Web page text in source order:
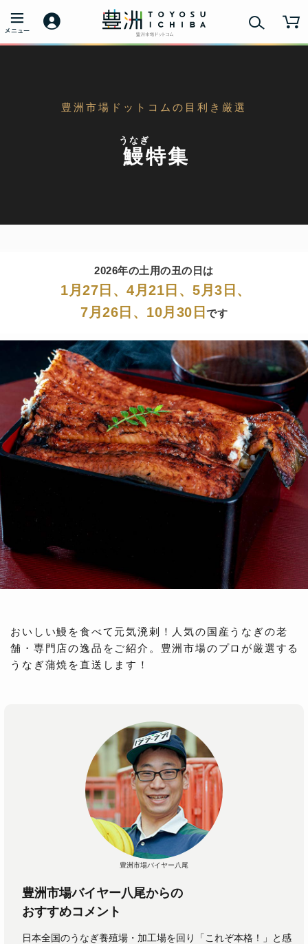
豊洲市場ドットコムの目利き厳選
鰻
うなぎ
特集
2026年の土用の丑の日は
1月27日、4月21日、5月3日、
7月26日、10月30日 です
おいしい鰻を食べて元気溌剌！人気の国産うなぎの老
舗・専門店の逸品をご紹介。豊洲市場のプロが厳選する
うなぎ蒲焼を直送します！
豊洲市場バイヤー八尾
豊洲市場バイヤー八尾からの
おすすめコメント
日本全国のうなぎ養殖場・加工場を回り「これぞ本格！」と感